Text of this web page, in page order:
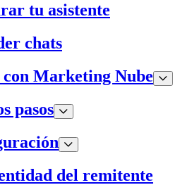
tu asistente
chats
Marketing Nube
pasos
del remitente